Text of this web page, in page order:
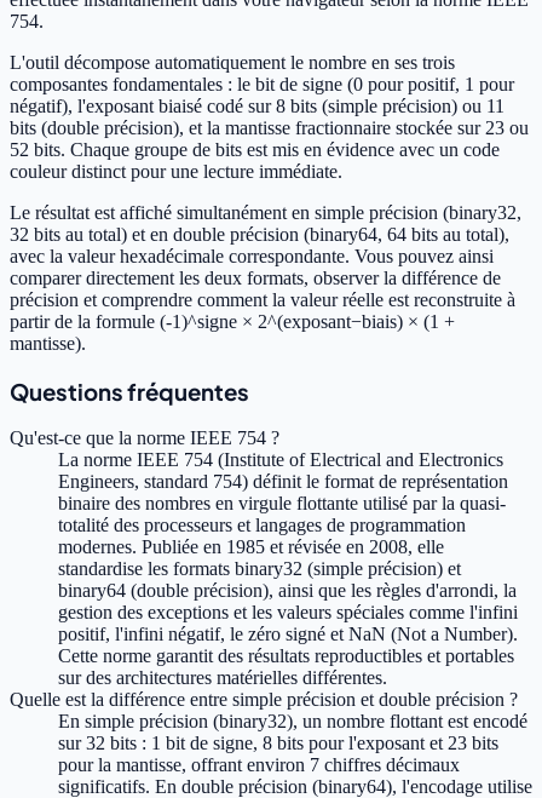
754.
L'outil décompose automatiquement le nombre en ses trois
composantes fondamentales : le bit de signe (0 pour positif, 1 pour
négatif), l'exposant biaisé codé sur 8 bits (simple précision) ou 11
bits (double précision), et la mantisse fractionnaire stockée sur 23 ou
52 bits. Chaque groupe de bits est mis en évidence avec un code
couleur distinct pour une lecture immédiate.
Le résultat est affiché simultanément en simple précision (binary32,
32 bits au total) et en double précision (binary64, 64 bits au total),
avec la valeur hexadécimale correspondante. Vous pouvez ainsi
comparer directement les deux formats, observer la différence de
précision et comprendre comment la valeur réelle est reconstruite à
partir de la formule (-1)^signe × 2^(exposant−biais) × (1 +
mantisse).
Questions fréquentes
Qu'est-ce que la norme IEEE 754 ?
La norme IEEE 754 (Institute of Electrical and Electronics
Engineers, standard 754) définit le format de représentation
binaire des nombres en virgule flottante utilisé par la quasi-
totalité des processeurs et langages de programmation
modernes. Publiée en 1985 et révisée en 2008, elle
standardise les formats binary32 (simple précision) et
binary64 (double précision), ainsi que les règles d'arrondi, la
gestion des exceptions et les valeurs spéciales comme l'infini
positif, l'infini négatif, le zéro signé et NaN (Not a Number).
Cette norme garantit des résultats reproductibles et portables
sur des architectures matérielles différentes.
Quelle est la différence entre simple précision et double précision ?
En simple précision (binary32), un nombre flottant est encodé
sur 32 bits : 1 bit de signe, 8 bits pour l'exposant et 23 bits
pour la mantisse, offrant environ 7 chiffres décimaux
significatifs. En double précision (binary64), l'encodage utilise